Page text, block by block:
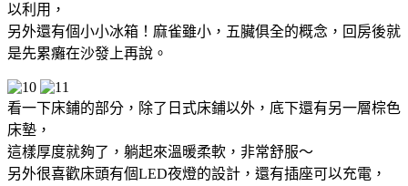
以利用，
另外還有個小小冰箱！麻雀雖小，五臟俱全的概念，回房後就
是先累癱在沙發上再說。
看一下床鋪的部分，除了日式床鋪以外，底下還有另一層棕色
床墊，
這樣厚度就夠了，躺起來溫暖柔軟，非常舒服～
另外很喜歡床頭有個LED夜燈的設計，還有插座可以充電，